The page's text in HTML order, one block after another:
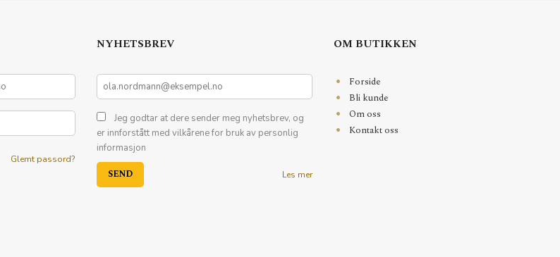
Glemt passord?
NYHETSBREV
Jeg godtar at dere sender meg nyhetsbrev, og
er innforstått med vilkårene for bruk av personlig
informasjon
Les mer
OM BUTIKKEN
Forside
Bli kunde
Om oss
Kontakt oss